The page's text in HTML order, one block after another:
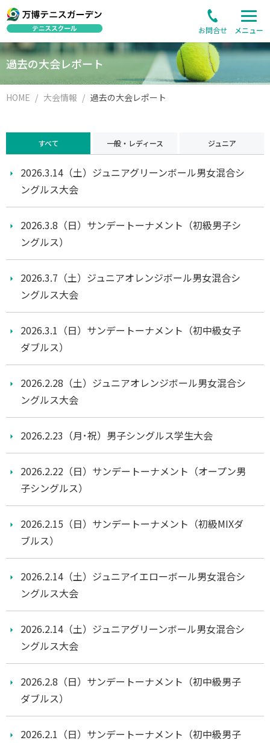
メニュー
お問合せ
過去の大会レポート
HOME 大会情報 過去の大会レポート
すべて 一般・レディース ジュニア
2026.3.14（土）ジュニアグリーンボール男女混合シ
ングルス大会
2026.3.8（日）サンデートーナメント（初級男子シ
ングルス）
2026.3.7（土）ジュニアオレンジボール男女混合シ
ングルス大会
2026.3.1（日）サンデートーナメント（初中級女子
ダブルス）
2026.2.28（土）ジュニアオレンジボール男女混合シ
ングルス大会
2026.2.23（月･祝）男子シングルス学生大会
2026.2.22（日）サンデートーナメント（オープン男
子シングルス）
2026.2.15（日）サンデートーナメント（初級MIXダ
ブルス）
2026.2.14（土）ジュニアイエローボール男女混合シ
ングルス大会
2026.2.14（土）ジュニアグリーンボール男女混合シ
ングルス大会
2026.2.8（日）サンデートーナメント（初中級男子
ダブルス）
2026.2.1（日）サンデートーナメント（初中級男子